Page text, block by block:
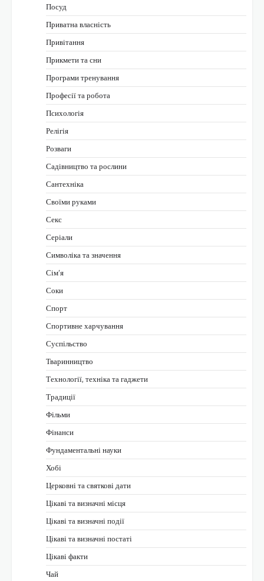
Посуд
Приватна власність
Привітання
Прикмети та сни
Програми тренування
Професії та робота
Психологія
Релігія
Розваги
Садівництво та рослини
Сантехніка
Своїми руками
Секс
Серіали
Символіка та значення
Сім’я
Соки
Спорт
Спортивне харчування
Суспільство
Тваринництво
Технології, техніка та гаджети
Традиції
Фільми
Фінанси
Фундаментальні науки
Хобі
Церковні та святкові дати
Цікаві та визначні місця
Цікаві та визначні події
Цікаві та визначні постаті
Цікаві факти
Чай